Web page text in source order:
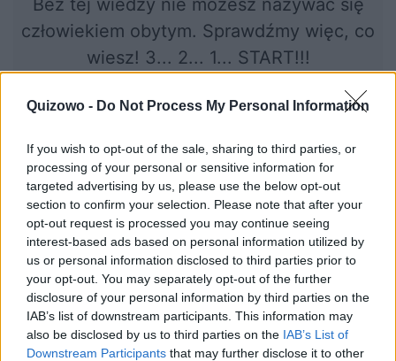
Quizowo - Do Not Process My Personal Information
If you wish to opt-out of the sale, sharing to third parties, or
processing of your personal or sensitive information for
targeted advertising by us, please use the below opt-out
section to confirm your selection. Please note that after your
opt-out request is processed you may continue seeing
interest-based ads based on personal information utilized by
us or personal information disclosed to third parties prior to
your opt-out. You may separately opt-out of the further
disclosure of your personal information by third parties on the
IAB’s list of downstream participants. This information may
also be disclosed by us to third parties on the IAB’s List of
Downstream Participants that may further disclose it to other
Bez tej wiedzy nie możesz nazywać się
człowiekiem obytym. Sprawdźmy więc, co
wiesz! 3... 2... 1... START!!!
Rozpocznij quiz
Czy znasz najsłynniejsze
obrazy świata?